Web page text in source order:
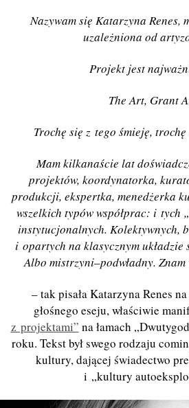
Nazywam się Katarzyna Renes,
uzależniona od
Projekt jest
The Art, Grant
Trochę się z tego śmieję, troch
Mam kilkanaście lat
projektów, koordynatorka,
produkcji, ekspertka, menedżerka
wszelkich typów współprac: i tych
instytucjonalnych. Kolektywnych,
i opartych na klasycznym układzie
Albo mistrzyni–podwładny.
– tak pisała Katarzyna Renes
głośnego eseju, właściwie
z projektami” na łamach
roku. Tekst był swego rodzaju
kultury, dającej świadectwo
i „kultury